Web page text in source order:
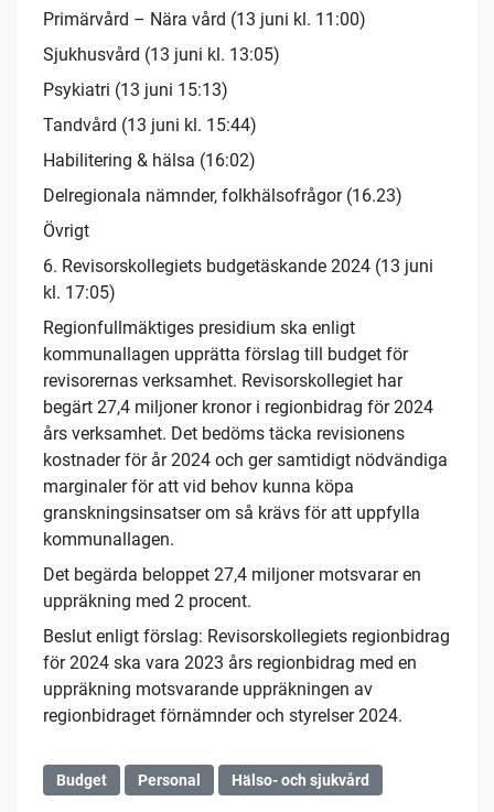
Primärvård – Nära vård (13 juni kl. 11:00)
Sjukhusvård (13 juni kl. 13:05)
Psykiatri (13 juni 15:13)
Tandvård (13 juni kl. 15:44)
Habilitering & hälsa (16:02)
Delregionala nämnder, folkhälsofrågor (16.23)
Övrigt
6. Revisorskollegiets budgetäskande 2024 (13 juni
kl. 17:05)
Regionfullmäktiges presidium ska enligt
kommunallagen upprätta förslag till budget för
revisorernas verksamhet. Revisorskollegiet har
begärt 27,4 miljoner kronor i regionbidrag för 2024
års verksamhet. Det bedöms täcka revisionens
kostnader för år 2024 och ger samtidigt nödvändiga
marginaler för att vid behov kunna köpa
granskningsinsatser om så krävs för att uppfylla
kommunallagen.
Det begärda beloppet 27,4 miljoner motsvarar en
uppräkning med 2 procent.
Beslut enligt förslag: Revisorskollegiets regionbidrag
för 2024 ska vara 2023 års regionbidrag med en
uppräkning motsvarande uppräkningen av
regionbidraget förnämnder och styrelser 2024.
Budget Personal Hälso- och sjukvård